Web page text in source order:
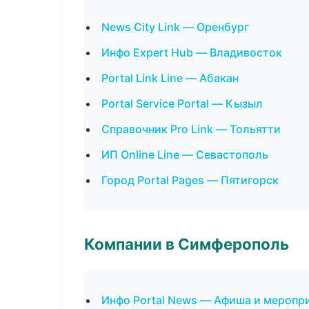
News City Link — Оренбург
Инфо Expert Hub — Владивосток
Portal Link Line — Абакан
Portal Service Portal — Кызыл
Справочник Pro Link — Тольятти
ИП Online Line — Севастополь
Город Portal Pages — Пятигорск
Компании в Симферополь
Инфо Portal News — Афиша и